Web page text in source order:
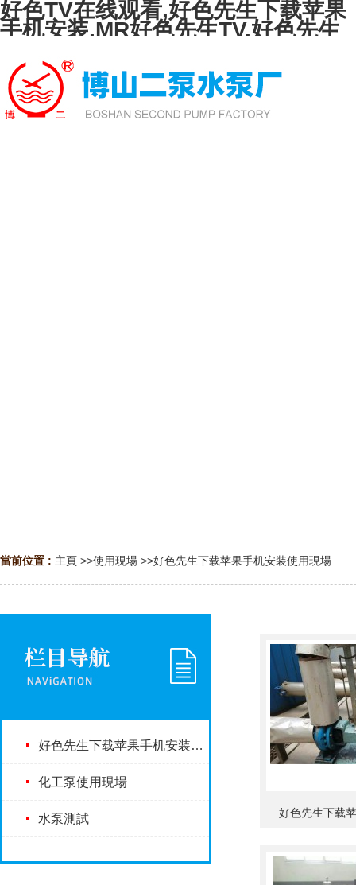
好色TV在线观看,好色先生下载苹果
手机安装,MR好色先生TV,好色先生
當前位置 : 主頁 >>使用現場 >>好色先生下载苹果手机安装使用現場
好色先生下载苹果手机安装使用現場
化工泵使用現場
水泵測試 好色先生下载